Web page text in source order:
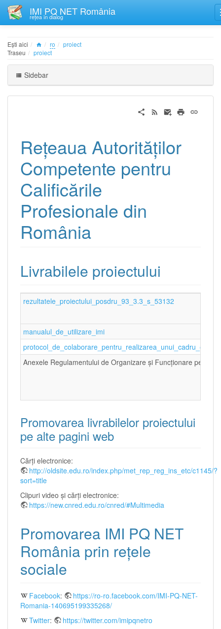
IMI PQ NET România
rețea în dialog
Ești aici ro
proiect
Traseu
proiect
Sidebar
Rețeaua Autorităților
Competente pentru
Calificările
Profesionale din
România
Livrabilele proiectului
rezultatele_proiectului_posdru_93_3.3_s_53132
manualul_de_utilizare_imi
Anexele Regulamentului de Organizare şi Funcţionare pentru
Promovarea livrabilelor proiectului
pe alte pagini web
Cărţi electronice:
http://oldsite.edu.ro/index.php/met_rep_reg_ins_etc/c1145/?
sort=title
Clipuri video şi cărţi electronice:
https://new.cnred.edu.ro/cnred/#Multimedia
Promovarea IMI PQ NET
România prin reţele
sociale
Facebook:
https://ro-ro.facebook.com/IMI-PQ-NET-
Romania-140695199335268/
Twitter:
https://twitter.com/imipqnetro